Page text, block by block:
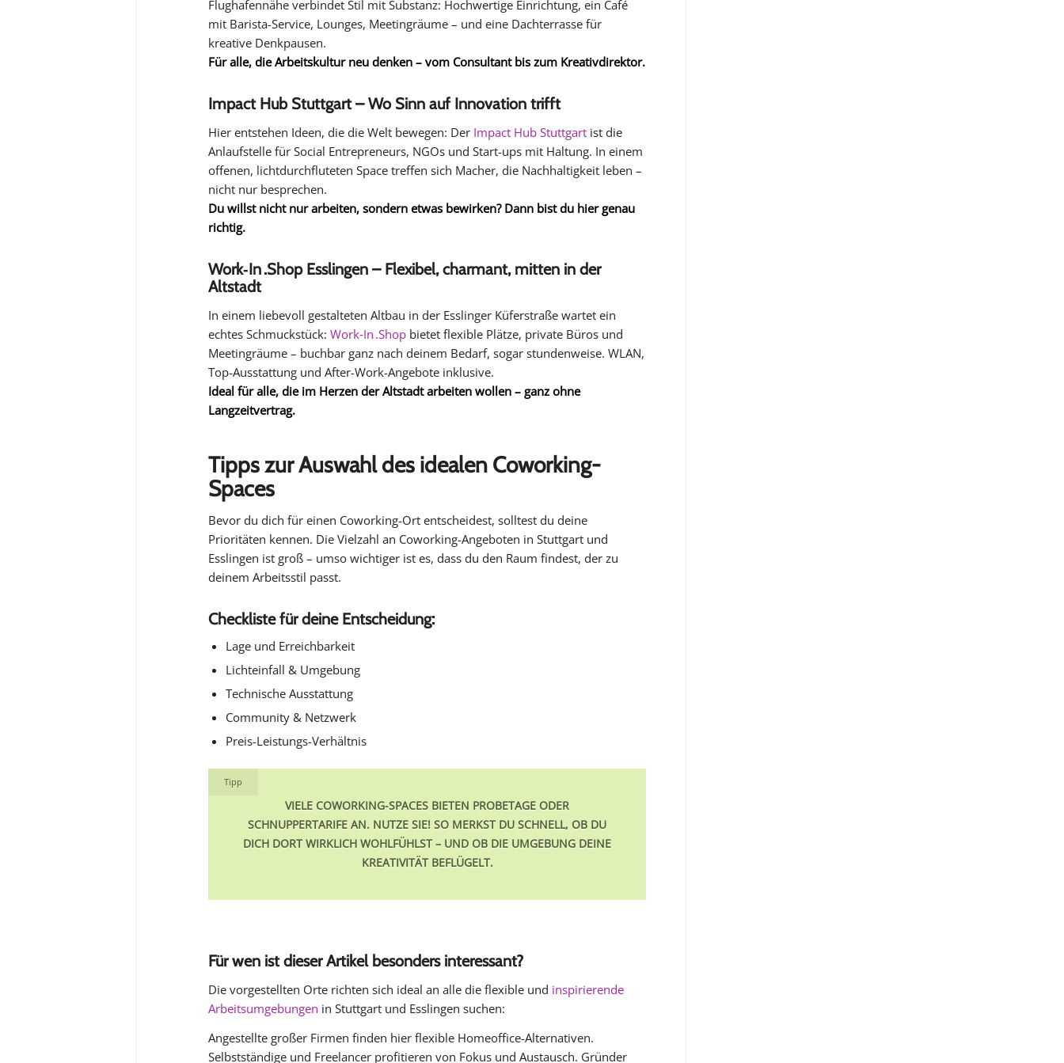
Flughafennähe verbindet Stil mit Substanz: Hochwertige Einrichtung, ein Café
mit Barista-Service, Lounges, Meetingräume – und eine Dachterrasse für
kreative Denkpausen.
Für alle, die Arbeitskultur neu denken – vom Consultant bis zum Kreativdirektor.
Impact Hub Stuttgart – Wo Sinn auf Innovation trifft
Hier entstehen Ideen, die die Welt bewegen: Der Impact Hub Stuttgart ist die
Anlaufstelle für Social Entrepreneurs, NGOs und Start-ups mit Haltung. In einem
offenen, lichtdurchfluteten Space treffen sich Macher, die Nachhaltigkeit leben –
nicht nur besprechen.
Du willst nicht nur arbeiten, sondern etwas bewirken? Dann bist du hier genau
richtig.
Work‑In .Shop Esslingen – Flexibel, charmant, mitten in der
Altstadt
In einem liebevoll gestalteten Altbau in der Esslinger Küferstraße wartet ein
echtes Schmuckstück: Work‑In .Shop bietet flexible Plätze, private Büros und
Meetingräume – buchbar ganz nach deinem Bedarf, sogar stundenweise. WLAN,
Top-Ausstattung und After-Work-Angebote inklusive.
Ideal für alle, die im Herzen der Altstadt arbeiten wollen – ganz ohne
Langzeitvertrag.
Tipps zur Auswahl des idealen Coworking-
Spaces
Bevor du dich für einen Coworking-Ort entscheidest, solltest du deine
Prioritäten kennen. Die Vielzahl an Coworking-Angeboten in Stuttgart und
Esslingen ist groß – umso wichtiger ist es, dass du den Raum findest, der zu
deinem Arbeitsstil passt.
Checkliste für deine Entscheidung:
Lage und Erreichbarkeit
Lichteinfall & Umgebung
Technische Ausstattung
Community & Netzwerk
Preis-Leistungs-Verhältnis
Tipp
VIELE COWORKING-SPACES BIETEN PROBETAGE ODER
SCHNUPPERTARIFE AN. NUTZE SIE! SO MERKST DU SCHNELL, OB DU
DICH DORT WIRKLICH WOHLFÜHLST – UND OB DIE UMGEBUNG DEINE
KREATIVITÄT BEFLÜGELT.
Für wen ist dieser Artikel besonders interessant?
Die vorgestellten Orte richten sich ideal an alle die flexible und inspirierende
Arbeitsumgebungen in Stuttgart und Esslingen suchen:
Angestellte großer Firmen finden hier flexible Homeoffice-Alternativen.
Selbstständige und Freelancer profitieren von Fokus und Austausch. Gründer